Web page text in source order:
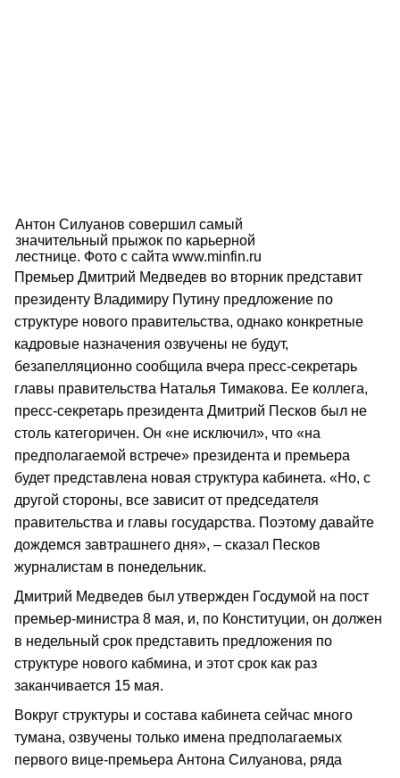
Антон Силуанов совершил самый
значительный прыжок по карьерной
лестнице. Фото с сайта www.minfin.ru
Премьер Дмитрий Медведев во вторник представит
президенту Владимиру Путину предложение по
структуре нового правительства, однако конкретные
кадровые назначения озвучены не будут,
безапелляционно сообщила вчера пресс-секретарь
главы правительства Наталья Тимакова. Ее коллега,
пресс-секретарь президента Дмитрий Песков был не
столь категоричен. Он «не исключил», что «на
предполагаемой встрече» президента и премьера
будет представлена новая структура кабинета. «Но, с
другой стороны, все зависит от председателя
правительства и главы государства. Поэтому давайте
дождемся завтрашнего дня», – сказал Песков
журналистам в понедельник.
Дмитрий Медведев был утвержден Госдумой на пост
премьер-министра 8 мая, и, по Конституции, он должен
в недельный срок представить предложения по
структуре нового кабмина, и этот срок как раз
заканчивается 15 мая.
Вокруг структуры и состава кабинета сейчас много
тумана, озвучены только имена предполагаемых
первого вице-премьера Антона Силуанова, ряда